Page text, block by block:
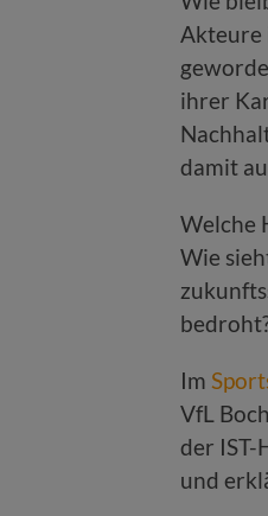
Akteure
ihrer
damit
Welche
Wie
Im
VfL
der IST-
und